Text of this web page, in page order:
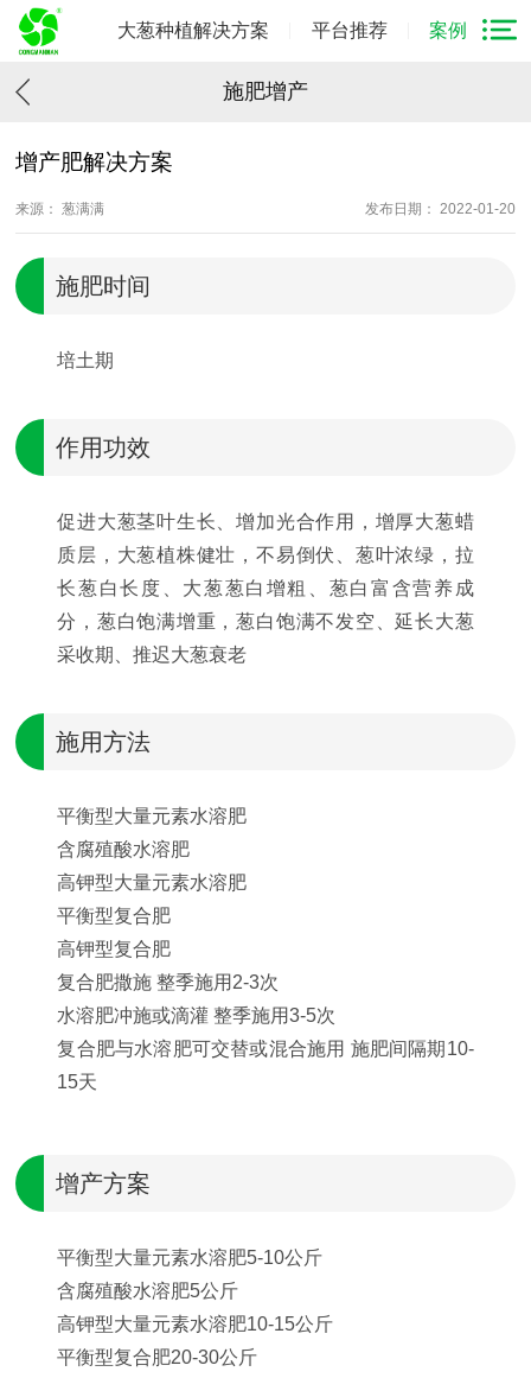
大葱种植解决方案 平台推荐 案例
施肥增产
增产肥解决方案
来源： 葱满满 发布日期： 2022-01-20
施肥时间
培土期
作用功效
促进大葱茎叶生长、增加光合作用，增厚大葱蜡
质层，大葱植株健壮，不易倒伏、葱叶浓绿，拉
长葱白长度、大葱葱白增粗、葱白富含营养成
分，葱白饱满增重，葱白饱满不发空、延长大葱
采收期、推迟大葱衰老
施用方法
平衡型大量元素水溶肥
含腐殖酸水溶肥
高钾型大量元素水溶肥
平衡型复合肥
高钾型复合肥
复合肥撒施 整季施用2-3次
水溶肥冲施或滴灌 整季施用3-5次
复合肥与水溶肥可交替或混合施用 施肥间隔期10-
15天
增产方案
平衡型大量元素水溶肥5-10公斤
含腐殖酸水溶肥5公斤
高钾型大量元素水溶肥10-15公斤
平衡型复合肥20-30公斤